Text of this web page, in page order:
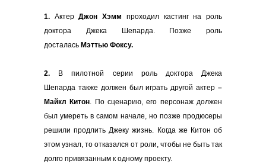
1. АктерДжон Хэмм проходил кастинг на роль
доктора Джека Шепарда. Позже роль
досталась Мэттью Фоксу.
2. В пилотной серии роль доктора Джека
Шепарда также должен был играть другой актер–
Майкл Китон. По сценарию, его персонаж должен
был умереть в самом начале, но позже продюсеры
решили продлить Джеку жизнь. Когда же Китон об
этом узнал, то отказался от роли, чтобы не быть так
долго привязанным к одному проекту.